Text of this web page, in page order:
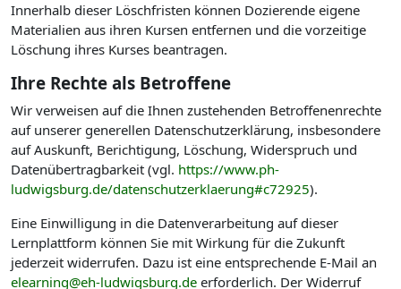
Innerhalb dieser Löschfristen können Dozierende eigene
Materialien aus ihren Kursen entfernen und die vorzeitige
Löschung ihres Kurses beantragen.
Ihre Rechte als Betroffene
Wir verweisen auf die Ihnen zustehenden Betroffenenrechte
auf unserer generellen Datenschutzerklärung, insbesondere
auf Auskunft, Berichtigung, Löschung, Widerspruch und
Datenübertragbarkeit (vgl. https://www.ph-
ludwigsburg.de/datenschutzerklaerung#c72925).
Eine Einwilligung in die Datenverarbeitung auf dieser
Lernplattform können Sie mit Wirkung für die Zukunft
jederzeit widerrufen. Dazu ist eine entsprechende E-Mail an
elearning@eh-ludwigsburg.de erforderlich. Der Widerruf